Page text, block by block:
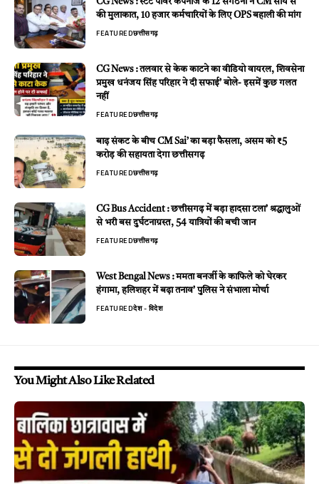
की मुलाकात, 10 हजार कर्मचारियों के लिए OPS बहाली की मांग
FEATUREDछत्तीसगढ़
CG News : तलवार से केक काटने का वीडियो वायरल, शिवसेना
प्रमुख धनंजय सिंह परिहार ने दी सफाई’ बोले- इसमें कुछ गलत
नहीं
FEATUREDछत्तीसगढ़
बाढ़ संकट के बीच CM Sai’ का बड़ा फैसला, असम को ₹5
करोड़ की सहायता देगा छत्तीसगढ़
FEATUREDछत्तीसगढ़
CG Bus Accident : छत्तीसगढ़ में बड़ा हादसा टला’ श्रद्धालुओं
से भरी बस दुर्घटनाग्रस्त, 54 यात्रियों की बची जान
FEATUREDछत्तीसगढ़
West Bengal News : ममता बनर्जी के काफिले को घेरकर
हंगामा, हलिशहर में बढ़ा तनाव’ पुलिस ने संभाला मोर्चा
FEATUREDदेश - विदेश
You Might Also Like Related